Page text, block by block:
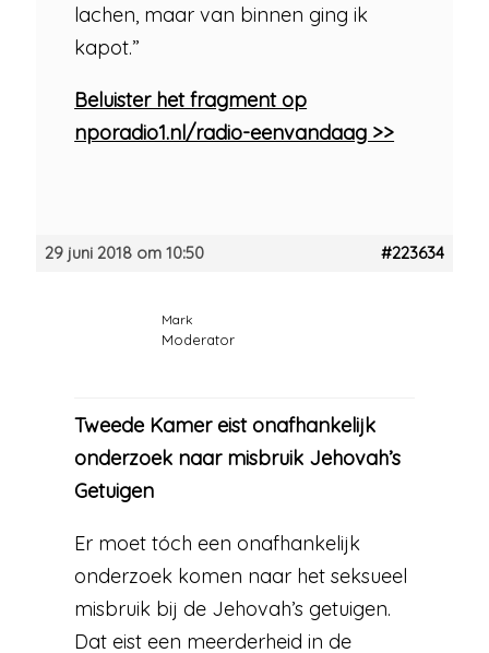
lachen, maar van binnen ging ik
kapot.”
Beluister het fragment op
nporadio1.nl/radio-eenvandaag >>
29 juni 2018 om 10:50 #223634
Mark
Moderator
Tweede Kamer eist onafhankelijk
onderzoek naar misbruik Jehovah’s
Getuigen
Er moet tóch een onafhankelijk
onderzoek komen naar het seksueel
misbruik bij de Jehovah’s getuigen.
Dat eist een meerderheid in de